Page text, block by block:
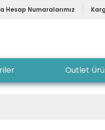
Hesap Numaralarımız
Outlet